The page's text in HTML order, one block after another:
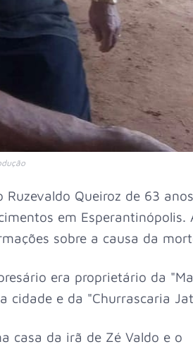
Queiroz de 63
em Esperantinópolis.
sobre a causa da
era proprietário da
cidade e da "Churrascaria
casa da irã de Zé Valdo e o